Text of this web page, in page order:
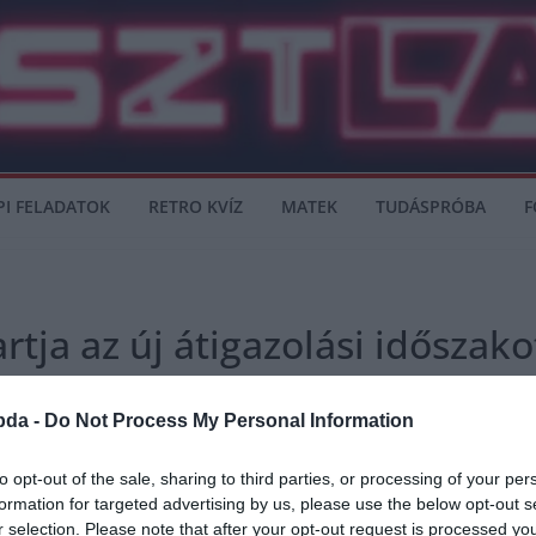
- Do Not Process My Personal Information
opt-out of the sale, sharing to third parties, or processing of your
for targeted advertising by us, please use the below opt-out
selection. Please note that after your opt-out request is processed
FELADATOK RETRO KVÍZ MATEK TUDÁSPRÓBA
az új átigazolási
arról, hogy már immár második éve hamarabb zárul Angliában az
Christian Eriksennel. A dán középpályás szerződése egy év múlva lejár,